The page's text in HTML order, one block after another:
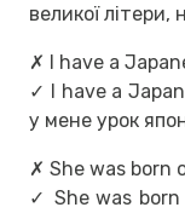
великої літери,
✗ I have a
✓ I have a
у мене урок
✗ She was born
✓ She was